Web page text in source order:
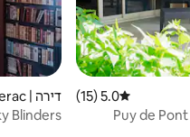
דירוג ממוצע של 5.0 מתוך 5, 15 ביקורות
5.0 (15)
דירה | Bergerac